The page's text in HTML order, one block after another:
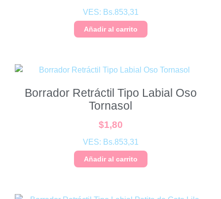
VES: Bs.853,31
Añadir al carrito
Borrador Retráctil Tipo Labial Oso
Tornasol
$1,80
VES: Bs.853,31
Añadir al carrito